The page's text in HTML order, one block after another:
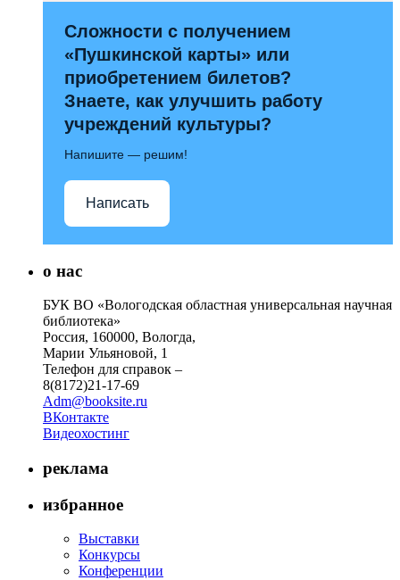
Сложности с получением
«Пушкинской карты» или
приобретением билетов?
Знаете, как улучшить работу
учреждений культуры?
Напишите — решим!
Написать
о нас
БУК ВО «Вологодская областная универсальная научная
библиотека»
Россия, 160000, Вологда,
Марии Ульяновой, 1
Телефон для справок –
8(8172)21-17-69
Adm@booksite.ru
ВКонтакте
Видеохостинг
реклама
избранное
Выставки
Конкурсы
Конференции